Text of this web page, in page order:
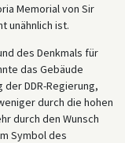
Memorial von Sir
unähnlich ist.
des Denkmals für
das Gebäude
DDR-Regierung,
durch die hohen
durch den Wunsch
Symbol des